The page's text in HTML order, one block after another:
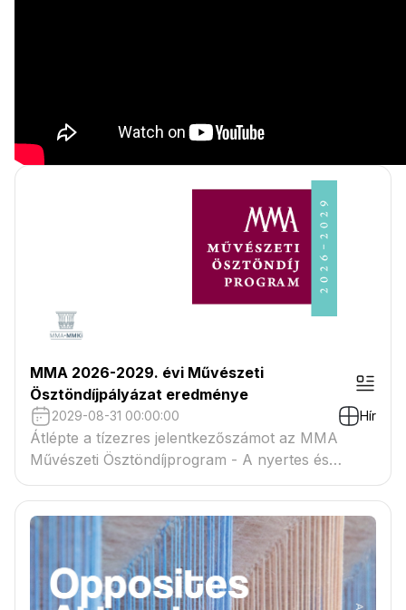
MMA 2026-2029. évi Művészeti
Ösztöndíjpályázat eredménye
2029-08-31 00:00:00 Hír
Átlépte a tízezres jelentkezőszámot az MMA
Művészeti Ösztöndíjprogram - A nyertes és
tartaléklistás pályázók névsora megtekinthető a
csatolmányban